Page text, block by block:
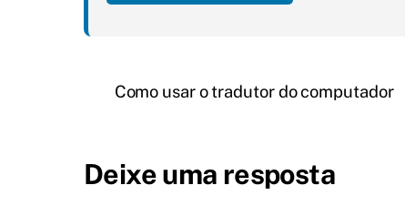
Como usar o tradutor do computador
Deixe uma resposta